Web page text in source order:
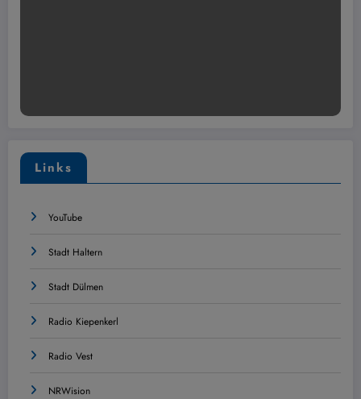
Links
YouTube
Stadt Haltern
Stadt Dülmen
Radio Kiepenkerl
Radio Vest
NRWision